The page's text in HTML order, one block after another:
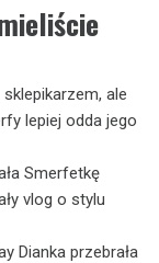
ale
lepiej odda jego
Smerfetkę
vlog o stylu
Dianka przebrała